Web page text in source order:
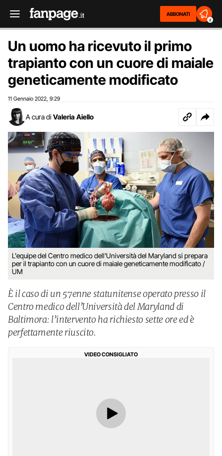
ABBONATI
2
Un uomo ha ricevuto il primo
trapianto con un cuore di maiale
geneticamente modificato
11 Gennaio 2022 9:29
A cura di Valeria Aiello
L'equipe del Centro medico dell'Università del Maryland si prepara
per il trapianto con un cuore di maiale geneticamente modificato /
UM
È il caso di un 57enne statunitense operato presso il
Centro medico dell’Università del Maryland di
Baltimora: l’intervento ha richiesto sette ore ed è
perfettamente riuscito.
VIDEO CONSIGLIATO